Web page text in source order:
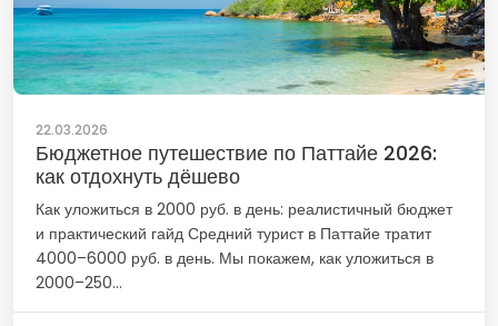
22.03.2026
Бюджетное путешествие по Паттайе 2026:
как отдохнуть дёшево
Как уложиться в 2000 руб. в день: реалистичный бюджет
и практический гайд Средний турист в Паттайе тратит
4000–6000 руб. в день. Мы покажем, как уложиться в
2000–250...